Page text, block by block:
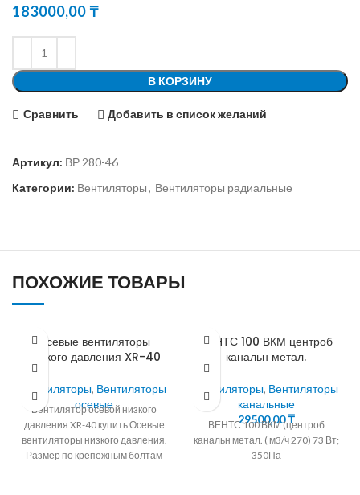
183000,00₸
В КОРЗИНУ
Сравнить Добавить в список желаний
Артикул: ВР 280-46
Категории: Вентиляторы, Вентиляторы радиальные
ПОХОЖИЕ ТОВАРЫ
Осевые вентиляторы
низкого давления XR-40
Вентиляторы, Вентиляторы
осевые
Вентилятор осевой низкого
давления XR-40 купить Осевые
вентиляторы низкого давления.
Размер по крепежным болтам
ВЕНТС 100 ВКМ центроб
канальн метал.
Вентиляторы, Вентиляторы
канальные
29500,00₸
ВЕНТС 100 ВКМ (центроб
канальн метал. ( м3/ч 270) 73 Вт;
350Па